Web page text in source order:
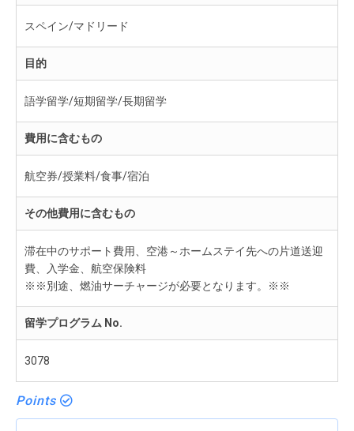
スペイン/マドリード
目的
語学留学/短期留学/長期留学
費用に含むもの
航空券/授業料/食事/宿泊
その他費用に含むもの
滞在中のサポート費用、空港～ホームステイ先への片道送迎
費、入学金、航空保険料
※※別途、燃油サーチャージが必要となります。※※
留学プログラム No.
3078
Points